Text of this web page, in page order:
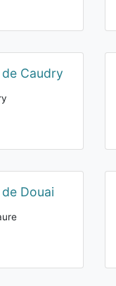
Caudry
Douai